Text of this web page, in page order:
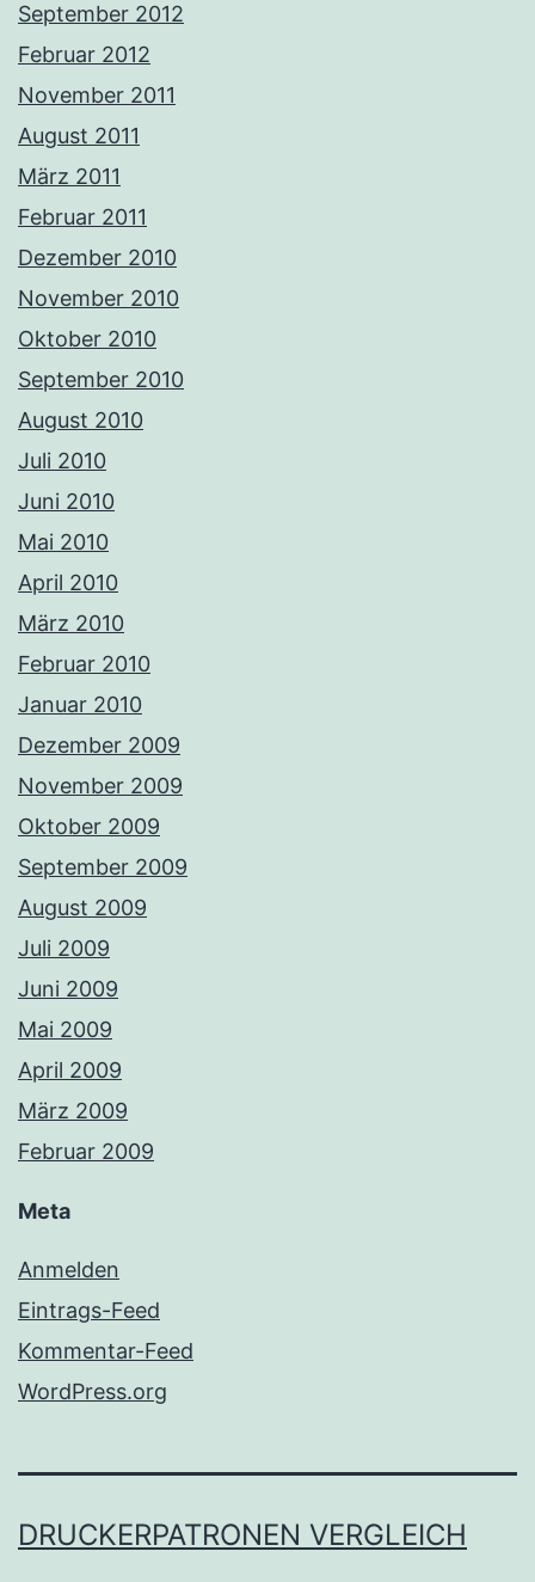
September 2012
Februar 2012
November 2011
August 2011
März 2011
Februar 2011
Dezember 2010
November 2010
Oktober 2010
September 2010
August 2010
Juli 2010
Juni 2010
Mai 2010
April 2010
März 2010
Februar 2010
Januar 2010
Dezember 2009
November 2009
Oktober 2009
September 2009
August 2009
Juli 2009
Juni 2009
Mai 2009
April 2009
März 2009
Februar 2009
Meta
Anmelden
Eintrags-Feed
Kommentar-Feed
WordPress.org
DRUCKERPATRONEN VERGLEICH